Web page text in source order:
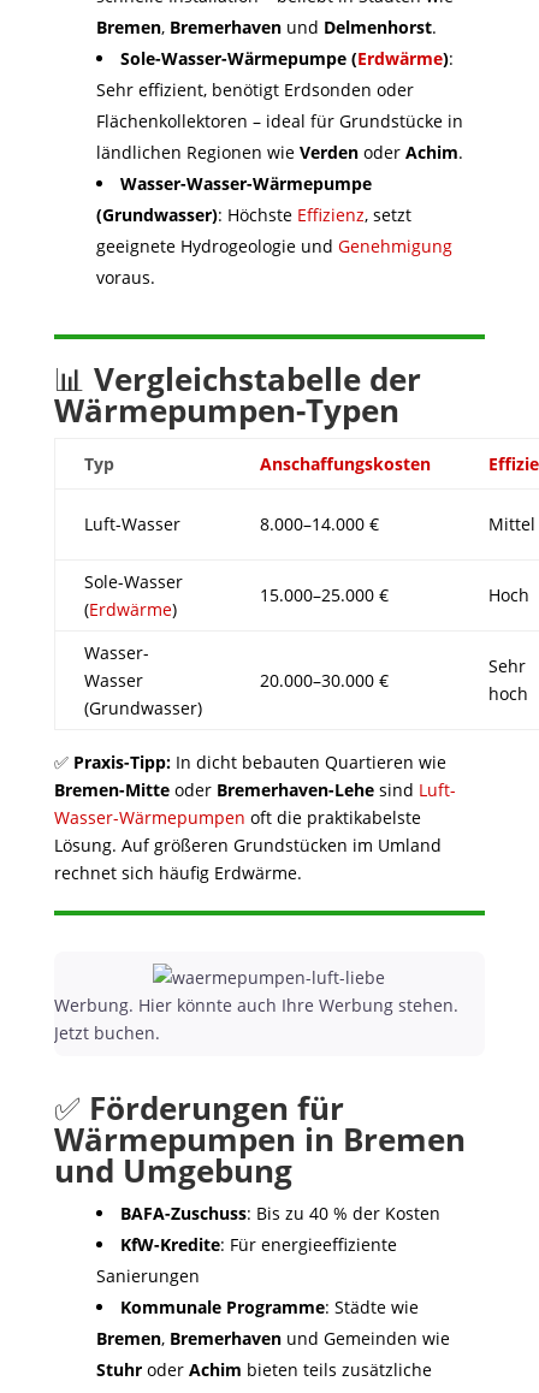
Bremen, Bremerhavenund Delmenhorst.
Sole-Wasser-Wärmepumpe (Erdwärme):
Sehr effizient, benötigt Erdsonden oder
Flächenkollektoren – ideal für Grundstücke in
ländlichen Regionen wie Verdenoder Achim.
Wasser-Wasser-Wärmepumpe
(Grundwasser): Höchste Effizienz, setzt
geeignete Hydrogeologie und Genehmigung
voraus.
📊 Vergleichstabelle der
Wärmepumpen-Typen
Typ Anschaffungskosten
Luft-Wasser 8.000–14.000 € Mittel
Sole-Wasser
(Erdwärme)
15.000–25.000 € Hoch
Wasser-
Wasser
(Grundwasser)
20.000–30.000 €
Sehr
hoch
✅ Praxis-Tipp:In dicht bebauten Quartieren wie
Bremen-Mitteoder Bremerhaven-Lehesind Luft-
Wasser-Wärmepumpen oft die praktikabelste
Lösung. Auf größeren Grundstücken im Umland
rechnet sich häufig Erdwärme.
Werbung. Hier könnte auch Ihre Werbung stehen.
Jetzt buchen.
✅ Förderungen für
Wärmepumpen in Bremen
und Umgebung
BAFA-Zuschuss: Bis zu 40 % der Kosten
KfW-Kredite: Für energieeffiziente
Sanierungen
Kommunale Programme: Städte wie
Bremen, Bremerhavenund Gemeinden wie
Stuhroder Achim bieten teils zusätzliche